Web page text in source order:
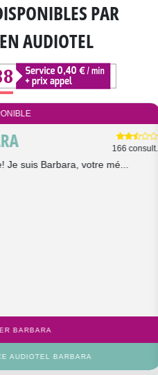
PAR
AUDIOTEL
166 consult.
Je suis Barbara, votre mé...
BARBARA
AUDIOTEL BARBARA